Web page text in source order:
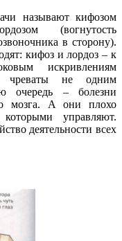
называют кифозом
(вогнутость
в сторону).
кифоз и лордоз – к
искривлениям
чреваты не одним
очередь – болезни
мозга. А они плохо
управляют.
деятельности всех